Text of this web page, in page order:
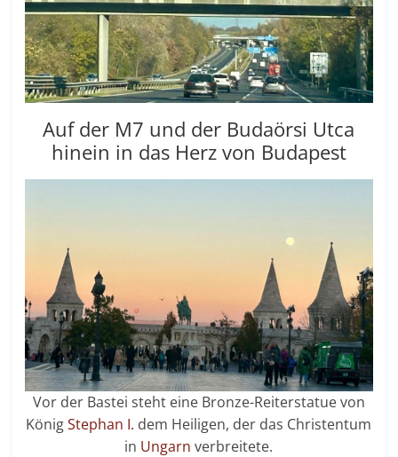
Auf der M7 und der Budaörsi Utca
hinein in das Herz von Budapest
Vor der Bastei steht eine Bronze-Reiterstatue von
KönigStephan I. dem Heiligen, der das Christentum
in Ungarn verbreitete.